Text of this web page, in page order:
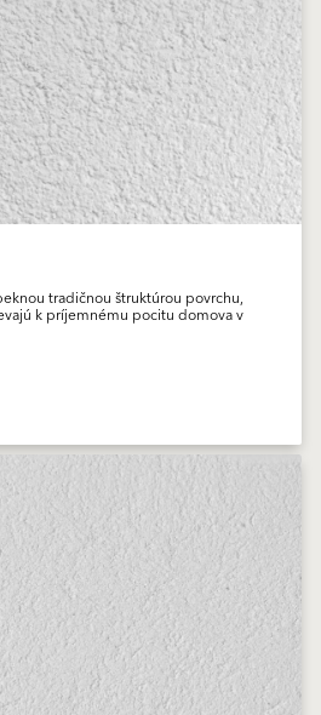
tradičnou štruktúrou povrchu,
k príjemnému pocitu domova v